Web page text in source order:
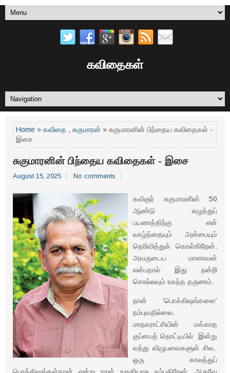
கவிதைகள்
Home » கவிதை , சுகுமாரன் » சுகுமாரனின் பிந்தைய கவிதைகள் -
இசை
சுகுமாரனின் பிந்தைய கவிதைகள் - இசை
August 15, 2025 No comments
கவிஞர் சுகுமாரனின் 50
ஆண்டு எழுத்துப்
பயணத்திற்கு என்
வாழ்த்தையும் அன்பையும்
தெரிவித்துக் கொள்கிறேன்.
அவருடைய மாணவன்
என்பதால் இது நன்றி
சொல்லவும் உகந்த தருணம்.
நான் ‘பொக்கிஷங்களை’
நம்புவதில்லை.
மாநகராட்சியின் மக்காத
குப்பைத் தொட்டியில் இன்று
வந்து விழுபவைகளுள் சில,
ஒரு காலத்துப்